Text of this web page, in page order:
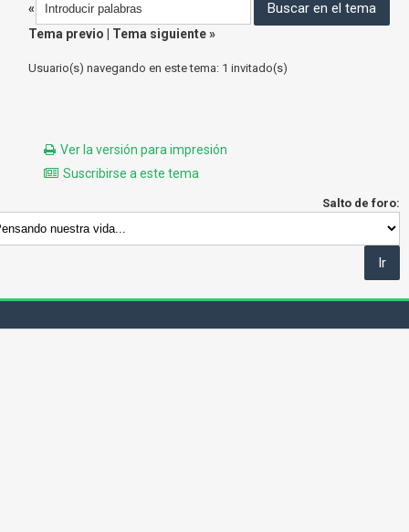
«
Tema previo
Tema siguiente»
Usuario(s) navegando en este tema: 1 invitado(s)
Ver la versión para impresión
Suscribirse a este tema
Salto de foro: